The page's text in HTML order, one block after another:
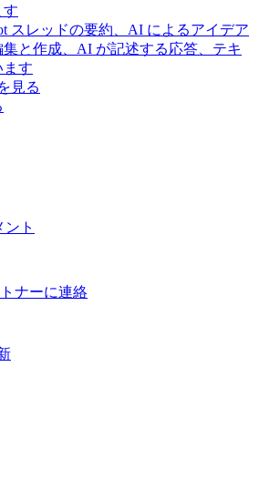
す
スレッドの要約、AI によるアイデア
と作成、AI が記述する応答、テキ
ます
見る
ト
ナーに連絡